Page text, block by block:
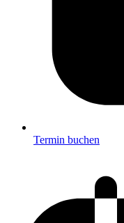
Termin buchen